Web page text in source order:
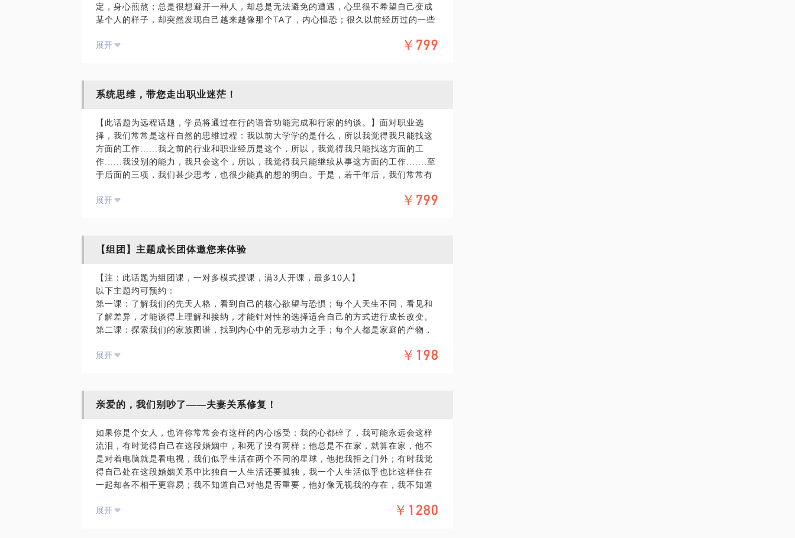
【在行郑重提示】：此话题内容仅为该行家在心理领域的的个人经验、意见或观点，仅
题内容及行家观点不代表平台观点，平台对话题内容不予担保，烦请知悉。
定，身心煎熬；总是很想避开一种人，却总是无法避免的遭遇，心里很不希望自己变成
某个人的样子，却突然发现自己越来越像那个TA了，内心惶恐；很久以前经历过的一些
梦，很想走出来，却无能为力；很想抓住一些机会，做好一些事情，却经常不能控制地
谈，我将为您呈现以下四个部分的内容：问题行为表象；问题背后的扭曲认知；扭曲认
告，以备重温并指导后续做出改变：
我在潜意识分析测验与投射游戏的带领方面有着丰富的咨询经验，我将通过心理学的访
谈及心理游戏的方式，为您揭开冲突行为背后的潜意识症结和心理原因，释放压抑已久
的内在情绪。
PS.在选择与我见面前，请把你的问题行为具体化，方便我做更精确的准备，提升见面效
供学员参考所用。如您或您的家人有诊疗需求，在行请您前往正规医院进行就诊。本话
展开 ￥799
系统思维，带您走出职业迷茫！
【此话题为远程话题，学员将通过在行的语音功能完成和行家的约谈。】面对职业选
择，我们常常是这样自然的思维过程：我以前大学学的是什么，所以我觉得我只能找这
方面的工作......我之前的行业和职业经历是这个，所以，我觉得我只能找这方面的工
作......我没别的能力，我只会这个，所以，我觉得我只能继续从事这方面的工作.......至
于后面的三项，我们甚少思考，也很少能真的想的明白。于是，若干年后，我们常常有
会做自己喜欢的事情......真羡慕那些能做自己喜欢的工作的人，可惜，我都不知道自己
改变呢？让我带着您一起，用心理学与教练的系统思维，帮您做一次深入完整的生涯教
一次责任，做一次不一样的职业规划。扩展阅读，点击浏览，关于我自己在系统思维下
的职业选择。
NLP执行师，拥有丰富的系统思维职业咨询经验。
展开 ￥799
【组团】主题成长团体邀您来体验
【注：此话题为组团课，一对多模式授课，满3人开课，最多10人】
以下主题均可预约：
第一课：了解我们的先天人格，看到自己的核心欲望与恐惧；每个人天生不同，看见和
了解差异，才能谈得上理解和接纳，才能针对性的选择适合自己的方式进行成长改变。
第二课：探索我们的家族图谱，找到内心中的无形动力之手；每个人都是家庭的产物，
第三课：发现自己的人际边界，探索我们无意识的人际模式；人群中我们存在着完全不
长模式呢？
有着独特的亲密舞步，我们帮您勾画出关系的死循环，带您走出亲密关系的泥沼。
第六课：表达压抑的核心需求，寻找明确的满足需求的方式；冲突源于需求的未满足，
呐喊着却从来没能被真正的满足，我们带您学会发现需求，表达需求。
第七课：暴露自己的情绪按钮，排除过往关系里的创伤痛点；我们总在关系中被莫名点
燃，而身边的人却很莫名，于是关系变得越来越疏离，我们带您找出曾经的创伤，排除
第八课：分析自己的矛盾行为，找出潜意识的认知曲解来源；每个人都会有一些知道却
展开 ￥198
亲爱的，我们别吵了——夫妻关系修复！
如果你是个女人，也许你常常会有这样的内心感受：我的心都碎了，我可能永远会这样
流泪，有时觉得自己在这段婚姻中，和死了没有两样；他总是不在家，就算在家，他不
是对着电脑就是看电视，我们似乎生活在两个不同的星球，他把我拒之门外；有时我觉
得自己处在这段婚姻关系中比独自一人生活还要孤独，我一个人生活似乎也比这样住在
一起却各不相干更容易；我不知道自己对他是否重要，他好像无视我的存在，我不知道
么都是错的，所以我干脆就放弃了；我躲在我的安全硬壳里，试图将她所有的愤怒评论
展开 ￥1280